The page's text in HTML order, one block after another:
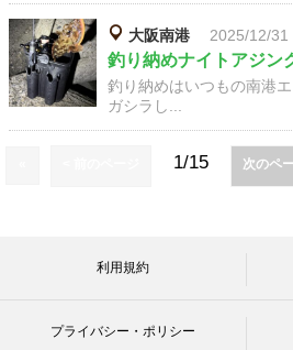
大阪南港 2025/12/31
釣り納めナイトアジン
釣り納めはいつもの南港
ガシラし...
1/15 次のペ
利用規約
プライバシー・ポリシー